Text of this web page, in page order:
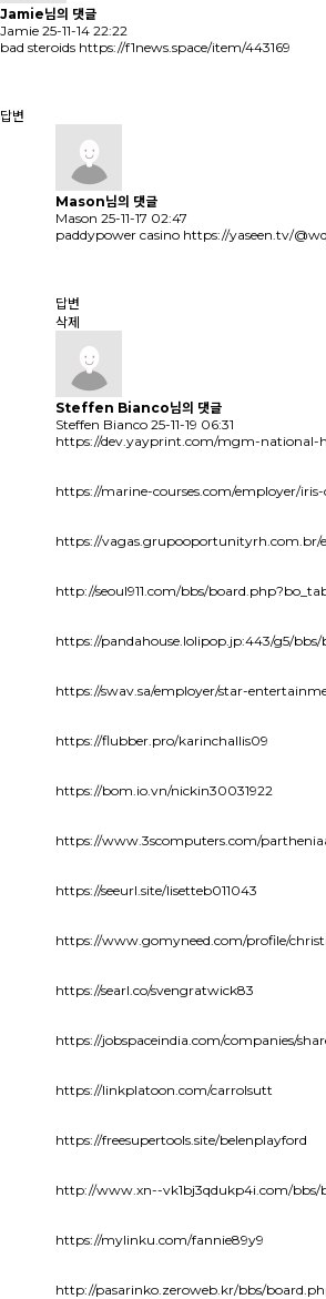
Jamie님의 댓글
Jamie 25-11-14 22:22
bad steroids https://f1news.space/item/443169
답변
Mason님의 댓글
Mason 25-11-17 02:47
paddypower casino https://yaseen.tv/
답변
삭제
Steffen Bianco님의 댓글
Steffen Bianco 25-11-19 06:31
https://dev.yayprint.com/mgm-national-
https://marine-courses.com/employer/
https://
http://seoul911.com/bbs/
https://pandahouse.lolipop.jp:443/g5/
https://swav.sa/employer/star-
https://flubber.pro/karinchallis09
https://bom.io.vn/nickin30031922
https://www.3scomputers.com/
https://seeurl.site/lisetteb011043
https://www.gomyneed.com/profile/
https://searl.co/svengratwick83
https://jobspaceindia.com/companies/
https://linkplatoon.com/carrolsutt
https://freesupertools.site/belenplayford
http://www.xn--vk1bj3qdukp4i.com/bbs/
https://mylinku.com/fannie89y9
http://pasarinko.zeroweb.kr/bbs/